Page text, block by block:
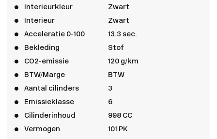
Interieurkleur
Zwart
Interieur
Zwart
Acceleratie 0-100
13.3 sec.
Bekleding
Stof
CO2-emissie
120 g/km
BTW/Marge
BTW
Aantal cilinders
3
Emissieklasse
6
Cilinderinhoud
998 CC
Vermogen
101 PK